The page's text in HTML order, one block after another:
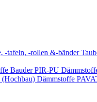
-tafeln, -rollen &-bänder
Bauder PIR-PU
Dämmstoffe